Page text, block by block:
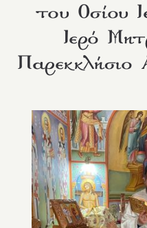
του Οσίου
Ιερό
Παρεκκλήσιο